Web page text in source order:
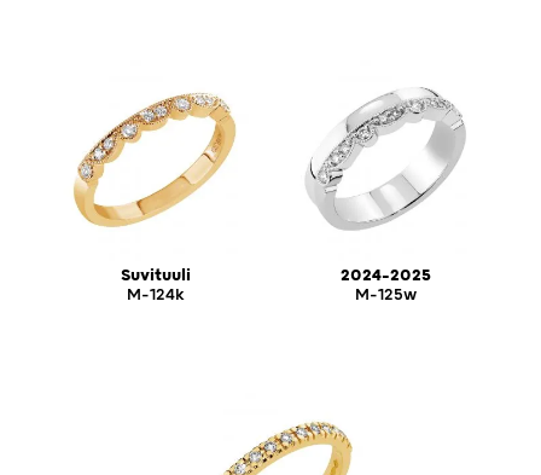
Suvituuli
M-124k
2024-2025
M-125w